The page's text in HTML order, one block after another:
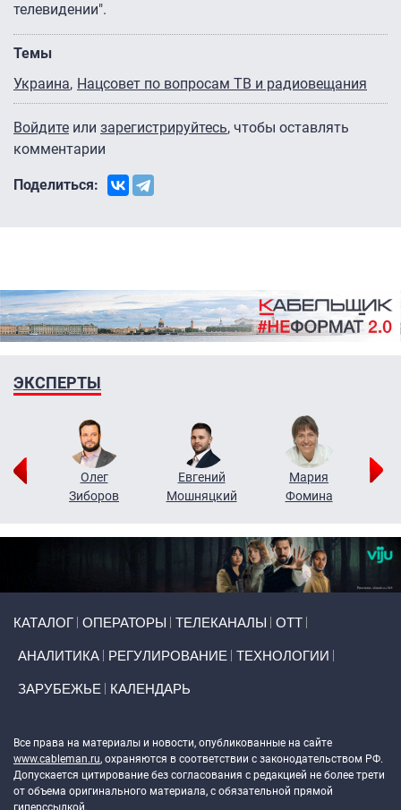
телевидении".
Темы
Украина Нацсовет по вопросам ТВ и радиовещания
Войдите или зарегистрируйтесь, чтобы оставлять
комментарии
Поделиться:
ЭКСПЕРТЫ
Олег
Зиборов
Евгений
Мошняцкий
Мария
Фомина
КАТАЛОГ ОПЕРАТОРЫ ТЕЛЕКАНАЛЫ ОТТ
АНАЛИТИКА РЕГУЛИРОВАНИЕ ТЕХНОЛОГИИ
ЗАРУБЕЖЬЕ КАЛЕНДАРЬ
Все права на материалы и новости, опубликованные на сайте
www.cableman.ru, охраняются в соответствии с законодательством РФ.
Допускается цитирование без согласования с редакцией не более трети
от объема оригинального материала, с обязательной прямой
гиперссылкой.